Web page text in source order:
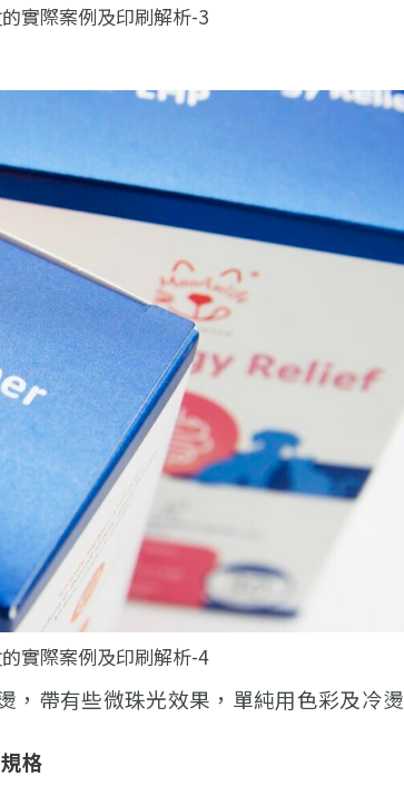
實際案例及印刷解析-3
實際案例及印刷解析-4
，帶有些微珠光效果，單純用色彩及冷燙
格